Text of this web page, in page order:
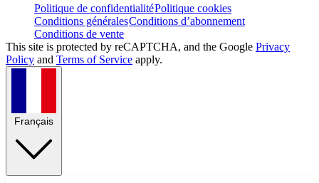
Politique de confidentialitéPolitique cookies
Conditions généralesConditions d’abonnement
Conditions de vente
This site is protected by reCAPTCHA, and the Google Privacy
Policy and Terms of Service apply.
Français